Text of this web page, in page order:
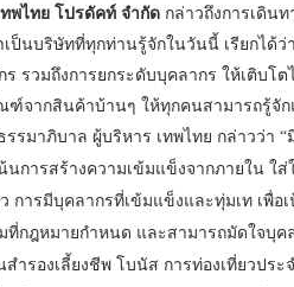
พไทย โปรดัคท์ จำกัด กล่าวถึงการเดินท
ป็นบริษัทที่ทุกท่านรู้จักในวันนี้ เรียกได้
ร รวมถึงการยกระดับบุคลากร ให้เติบ
ากสินค้าบ้านๆ ให้ทุกคนสามารถรู้จักแ
มาภิบาล ผู้บริหาร เทพไทย กล่าวว่า
การสร้างความเข้มแข็งจากภายใน ใ
การมีบุคลากรที่เข้มแข็งและทุ่มเท เพื่
กฎหมายกำหนด และสามารถมัดใจบุค
ำรองเลี้ยงชีพ โบนัส การท่องเที่ยวปร